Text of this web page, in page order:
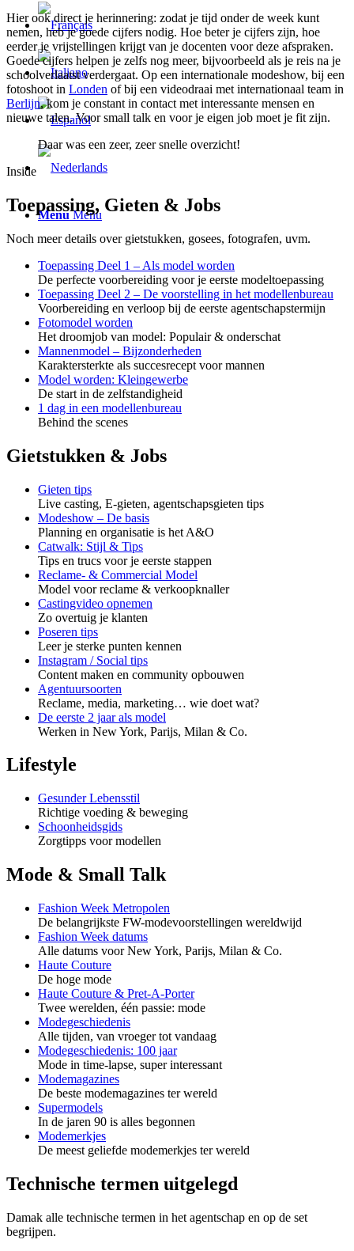
Menu Menu
Hier ook direct je herinnering: zodat je tijd onder de week kunt
nemen, heb je goede cijfers nodig. Hoe beter je cijfers zijn, hoe
eerder je vrijstellingen krijgt van je docenten voor deze afspraken.
Goede cijfers helpen je zelfs nog meer, bijvoorbeeld als je reis na je
schoolverlaatst verdergaat. Op een internationale modeshow, bij een
fotoshoot in Londen of bij een videodraai met internationaal team in
Berlijn, kom je constant in contact met interessante mensen en
nieuwe talen. Voor small talk en voor je eigen job moet je fit zijn.
Daar was een zeer, zeer snelle overzicht!
Inside
Toepassing, Gieten & Jobs
Noch meer details over gietstukken, gosees, fotografen, uvm.
Toepassing Deel 1 – Als model worden
De perfecte voorbereiding voor je eerste modeltoepassing
Toepassing Deel 2 – De voorstelling in het modellenbureau
Voorbereiding en verloop bij de eerste agentschapstermijn
Fotomodel worden
Het droomjob van model: Populair & onderschat
Mannenmodel – Bijzonderheden
Karaktersterkte als succesrecept voor mannen
Model worden: Kleingewerbe
De start in de zelfstandigheid
1 dag in een modellenbureau
Behind the scenes
Gietstukken & Jobs
Gieten tips
Live casting, E-gieten, agentschapsgieten tips
Modeshow – De basis
Planning en organisatie is het A&O
Catwalk: Stijl & Tips
Tips en trucs voor je eerste stappen
Reclame- & Commercial Model
Model voor reclame & verkoopknaller
Castingvideo opnemen
Zo overtuig je klanten
Poseren tips
Leer je sterke punten kennen
Instagram / Social tips
Content maken en community opbouwen
Agentuursoorten
Reclame, media, marketing… wie doet wat?
De eerste 2 jaar als model
Werken in New York, Parijs, Milan & Co.
Lifestyle
Gesunder Lebensstil
Richtige voeding & beweging
Schoonheidsgids
Zorgtipps voor modellen
Mode & Small Talk
Fashion Week Metropolen
De belangrijkste FW-modevoorstellingen wereldwijd
Fashion Week datums
Alle datums voor New York, Parijs, Milan & Co.
Haute Couture
De hoge mode
Haute Couture & Pret-A-Porter
Twee werelden, één passie: mode
Modegeschiedenis
Alle tijden, van vroeger tot vandaag
Modegeschiedenis: 100 jaar
Mode in time-lapse, super interessant
Modemagazines
De beste modemagazines ter wereld
Supermodels
In de jaren 90 is alles begonnen
Modemerkjes
De meest geliefde modemerkjes ter wereld
Technische termen uitgelegd
Damak alle technische termen in het agentschap en op de set
begrijpen.